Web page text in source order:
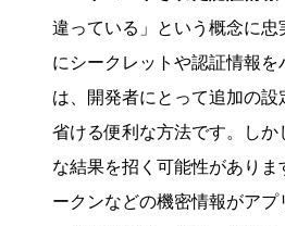
違っている」という概念に忠
にシークレットや認証情報を
は、開発者にとって追加の
省ける便利な方法です。し
な結果を招く可能性がありま
ークンなどの機密情報がアプ